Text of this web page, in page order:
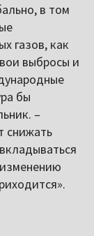
в том
газов, как
выбросы и
бы
–
снижать